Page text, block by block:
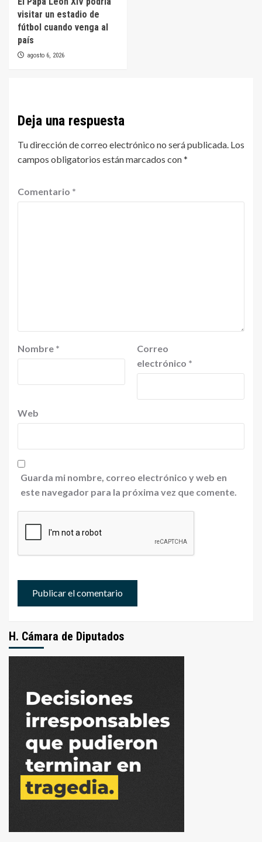
visitar un estadio de
fútbol cuando venga al
país
agosto 6, 2026
Deja una respuesta
Tu dirección de correo electrónico no será publicada. Los
campos obligatorios están marcados con*
Comentario *
Nombre *
Correo
electrónico *
Web
Guarda mi nombre, correo electrónico y web en
este navegador para la próxima vez que comente.
H. Cámara de Diputados